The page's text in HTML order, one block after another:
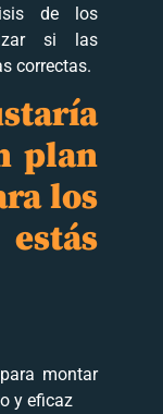
de los
si las
correctas.
plan
los
montar
y eficaz